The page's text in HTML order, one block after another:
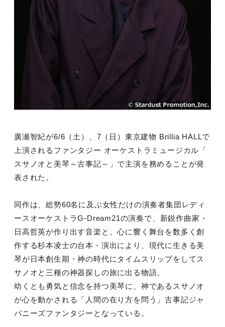
廣瀬智紀が6/6（土）、7（日）東京建物 Brillia HALLで
上演されるファンタジー オーケストラミュージカル「
スサノオと美琴～古事記～」で主演を務めることが発
表された。
同作は、総勢60名に及ぶ女性だけの演奏者集団レディ
ースオーケストラG-Dream21の演奏で、新鋭作曲家・
日高哲英が作り出す音楽と、心に響く舞台を数多く創
作する杉本凌士の台本・演出により、現代に生きる美
琴が日本創生期・神の時代にタイムスリップをしてス
サノオと三種の神器探しの旅に出る物語。
幼くとも勇気と信念を持つ美琴に、神であるスサノオ
が心を動かされる「人間の在り方を問う」古事記ジャ
パニーズファンタジーとなっている。